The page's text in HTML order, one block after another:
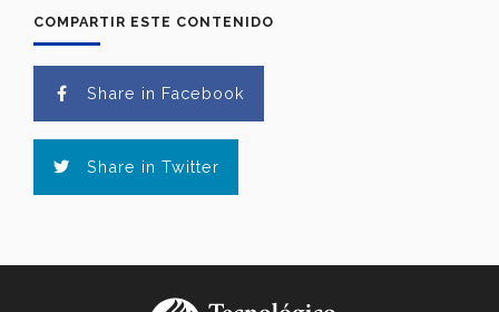
COMPARTIR ESTE CONTENIDO
Share in Facebook
Share in Twitter